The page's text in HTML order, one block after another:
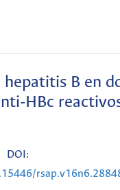
B en
HBc
DOI: